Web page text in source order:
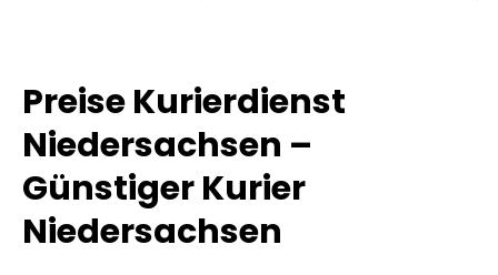
Preise Kurierdienst
Niedersachsen –
Günstiger Kurier
Niedersachsen